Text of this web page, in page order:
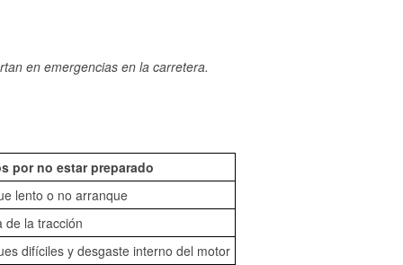
en emergencias en la carretera.
por no estar preparado
lento o no arranque
de la tracción
difíciles y desgaste interno del motor